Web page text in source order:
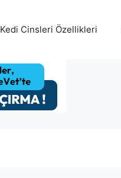
Kedi Cinsleri Özellikleri